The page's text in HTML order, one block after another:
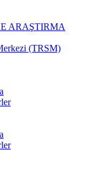
ARAŞTIRMA
(TRSM)